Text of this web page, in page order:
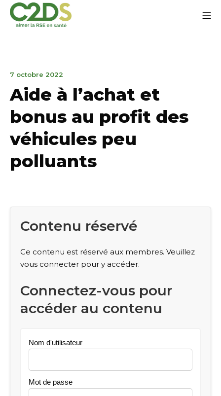
Aller
contenu
7 octobre 2022
2025
Aide à l’achat et
bonus au profit des
véhicules peu
polluants
Contenu réservé
Ce contenu est réservé aux membres. Veuillez
vous connecter pour y accéder.
Connectez-vous pour
accéder au contenu
Nom d'utilisateur
Mot de passe